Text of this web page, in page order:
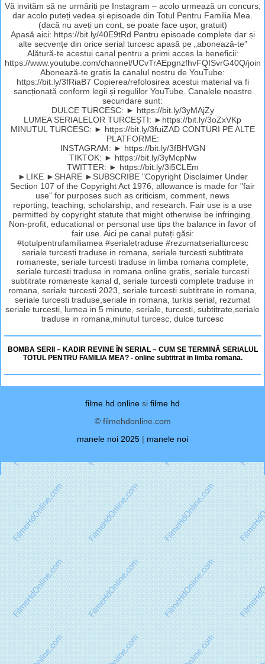
Vă invităm să ne urmăriți pe Instagram – acolo urmează un concurs,
dar acolo puteți vedea și episoade din Totul Pentru Familia Mea.
(dacă nu aveți un cont, se poate face ușor, gratuit)
Apasă aici: https://bit.ly/40E9tRd Pentru episoade complete dar și
alte secvențe din orice serial turcesc apasă pe „abonează-te”
Alătură-te acestui canal pentru a primi acces la beneficii:
https://www.youtube.com/channel/UCvTrAEpgnzfhvFQISvrG40Q/join
Abonează-te gratis la canalul nostru de YouTube:
https://bit.ly/3fRiaB7 Copierea/refolosirea acestui material va fi
sancționată conform legii și regulilor YouTube. Canalele noastre
secundare sunt:
DULCE TURCESC: ► https://bit.ly/3yMAjZy
LUMEA SERIALELOR TURCEȘTI: ►https://bit.ly/3oZxVKp
MINUTUL TURCESC: ► https://bit.ly/3fuiZAD CONTURI PE ALTE
PLATFORME:
INSTAGRAM: ► https://bit.ly/3fBHVGN
TIKTOK: ► https://bit.ly/3yMcpNw
TWITTER: ► https://bit.ly/3i5CLEm
►LIKE ►SHARE ►SUBSCRIBE "Copyright Disclaimer Under
Section 107 of the Copyright Act 1976, allowance is made for "fair
use" for purposes such as criticism, comment, news
reporting, teaching, scholarship, and research. Fair use is a use
permitted by copyright statute that might otherwise be infringing.
Non-profit, educational or personal use tips the balance in favor of
fair use. Aici pe canal puteți găsi:
#totulpentrufamiliamea #serialetraduse #rezumatserialturcesc
seriale turcesti traduse in romana, seriale turcesti subtitrate
romaneste, seriale turcesti traduse in limba romana complete,
seriale turcesti traduse in romana online gratis, seriale turcesti
subtitrate romaneste kanal d, seriale turcesti complete traduse in
romana, seriale turcesti 2023, seriale turcesti subtitrate in romana,
seriale turcesti traduse,seriale in romana, turkis serial, rezumat
seriale turcesti, lumea in 5 minute, seriale, turcesti, subtitrate,seriale
traduse in romana,minutul turcesc, dulce turcesc
BOMBA SERII – KADIR REVINE ÎN SERIAL – CUM SE TERMINĂ SERIALUL
TOTUL PENTRU FAMILIA MEA? - online subtitrat in limba romana.
filme hd online si filme hd
© filmehdonline.com
manele noi 2025 | manele noi